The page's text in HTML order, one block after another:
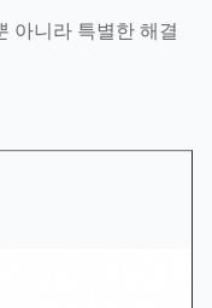
아니라 특별한 해결